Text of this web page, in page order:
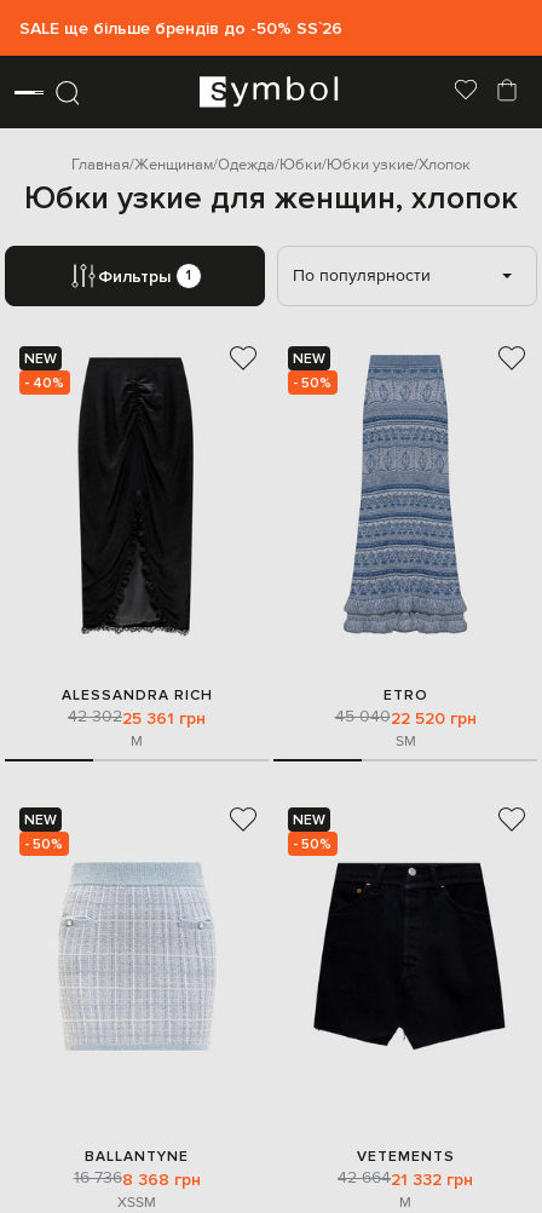
SALE ще більше брендів до -50% SS`26
Главная Женщинам Одежда Юбки Юбки узкие Хлопок
Юбки узкие для женщин, хлопок
Фильтры 1 По популярности
NEW
- 40%
ALESSANDRA RICH
42 30225 361 грн
M
NEW
- 50%
ETRO
45 04022 520 грн
SM
NEW
- 50%
BALLANTYNE
16 7368 368 грн
XSSM
NEW
- 50%
VETEMENTS
42 66421 332 грн
M